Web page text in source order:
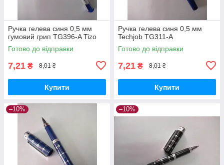
Ручка гелева синя 0,5 мм
гумовий грип TG396-A Tizo
Готово до відправки
7,21 ₴ 8,01 ₴
Купити
Ручка гелева синя 0,5 мм
Techjob TG311-A
Готово до відправки
7,21 ₴ 8,01 ₴
Купити
–10% –10%